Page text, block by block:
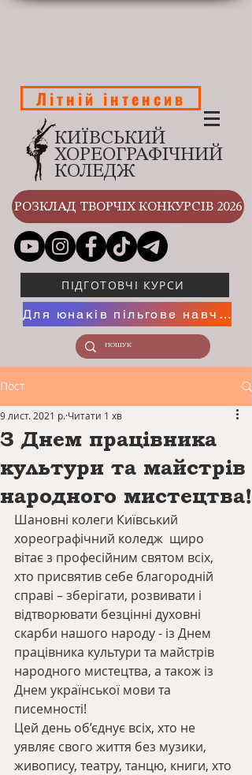
КИЇВСЬКИЙ
ХОРЕОГРАФІЧНИЙ
КОЛЕДЖ
Літній інтенсив
РОЗКЛАД ТВОРЧІХ КОНКУРСІВ 2026
ПІДГОТОВЧІ КУРСИ
Для юнаків пільгове навчання
Пост
З Днем працівника
культури та майстрів
народного мистецтва!
9 лист. 2021 р. Читати 1 хв
Шановні колеги Київський
хореографічний коледж  щиро
вітає з професійним святом всіх,
хто присвятив себе благородній
справі – зберігати, розвивати і
відтворювати безцінні духовні
скарби нашого народу - із Днем
працівника культури та майстрів
народного мистецтва, а також із
Днем української мови та
писемності!
Цей день об’єднує всіх, хто не
уявляє свого життя без музики,
живопису, театру, танцю, книги, хто